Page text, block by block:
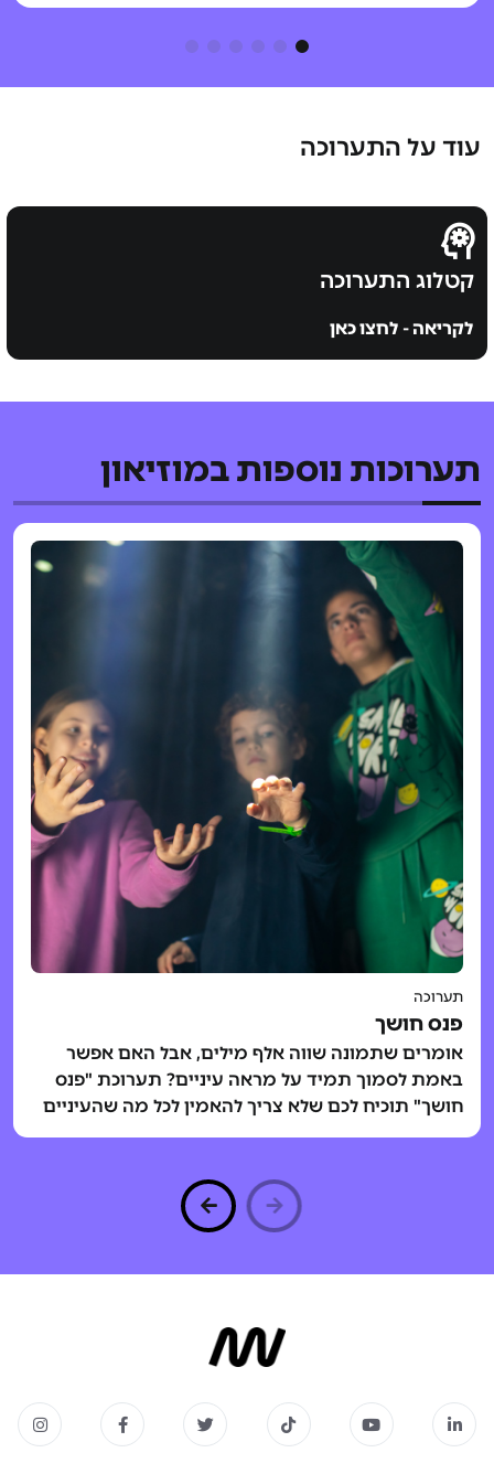
עוד על התערוכה
קטלוג התערוכה
לקריאה - לחצו כאן
תערוכות נוספות במוזיאון
תערוכה
פנס חושך
אומרים שתמונה שווה אלף מילים, אבל האם אפשר
באמת לסמוך תמיד על מראה עיניים? תערוכת "פנס
חושך" תוכיח לכם שלא צריך להאמין לכל מה שהעיניים